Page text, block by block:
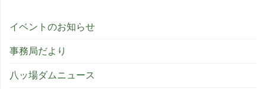
イベントのお知らせ
事務局だより
八ッ場ダムニュース